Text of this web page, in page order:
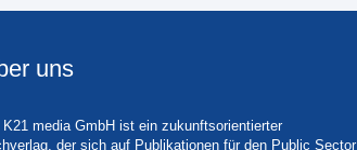
uns
K21 media GmbH ist ein zukunftsorientierter
der sich auf Publikationen für den Public Sector